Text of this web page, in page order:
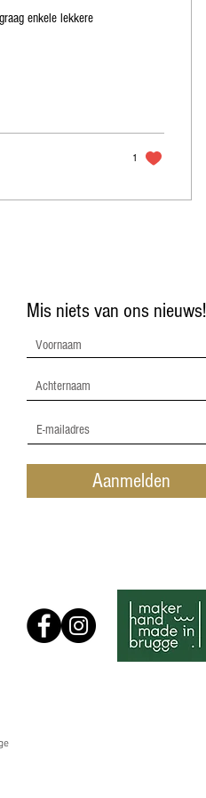
enkele lekkere
1
Mis niets van ons nieuws!
Aanmelden